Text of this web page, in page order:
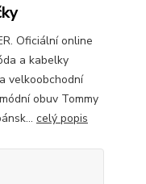
Oficiální online
a kabelky
velkoobchodní
obuv Tommy
celý popis